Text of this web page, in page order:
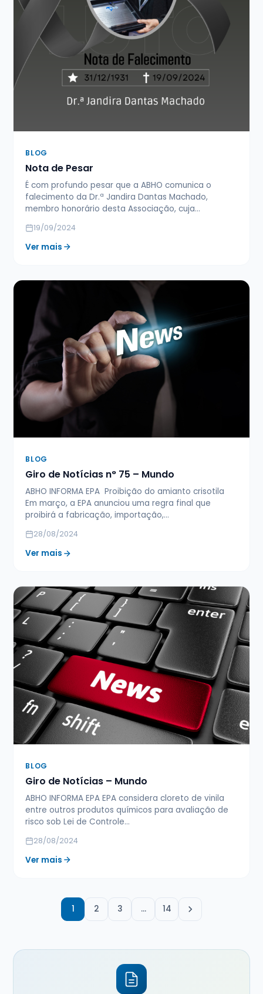
BLOG
Nota de Pesar
É com profundo pesar que a ABHO comunica o
falecimento da Dr.ª Jandira Dantas Machado,
membro honorário desta Associação, cuja…
19/09/2024
Ver mais
BLOG
Giro de Notícias n° 75 – Mundo
ABHO INFORMA EPA Proibição do amianto crisotila
Em março, a EPA anunciou uma regra final que
proibirá a fabricação, importação,…
28/08/2024
Ver mais
BLOG
Giro de Notícias – Mundo
ABHO INFORMA EPA EPA considera cloreto de vinila
entre outros produtos químicos para avaliação de
risco sob Lei de Controle…
28/08/2024
Ver mais
1 2 3 … 14